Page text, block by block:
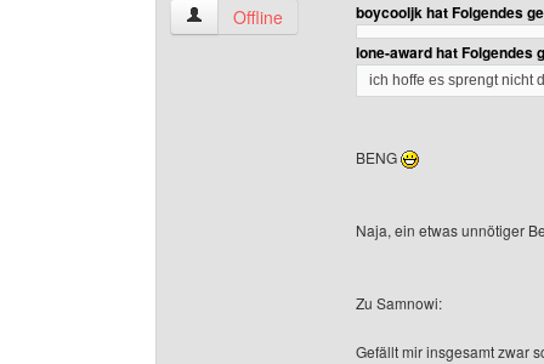
homepageberatung Benutzer-Profile anzeigen
Offline
boycooljk hat Folgendes
lone-award hat Folgendes
ich hoffe es sprengt nicht
BENG
Naja, ein etwas unnötiger
Zu Samnowi:
Gefällt mir insgesamt zwar